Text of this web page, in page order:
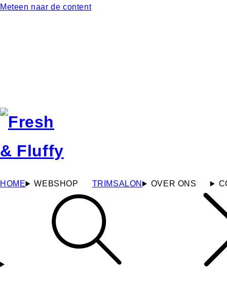
Meteen naar de content
HOME WEBSHOP TRIMSALON OVER ONS